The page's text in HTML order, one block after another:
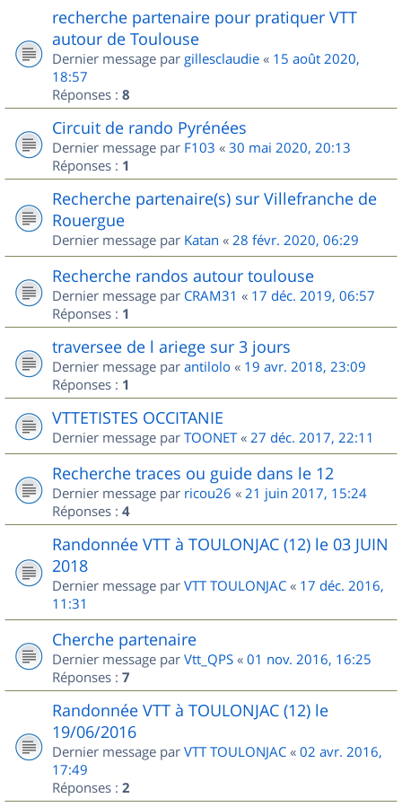
recherche partenaire pour pratiquer VTT
autour de Toulouse
Dernier message par gillesclaudie « 15 août 2020,
18:57
Réponses : 8
Circuit de rando Pyrénées
Dernier message par F103 « 30 mai 2020, 20:13
Réponses : 1
Recherche partenaire(s) sur Villefranche de
Rouergue
Dernier message par Katan « 28 févr. 2020, 06:29
Recherche randos autour toulouse
Dernier message par CRAM31 « 17 déc. 2019, 06:57
Réponses : 1
traversee de l ariege sur 3 jours
Dernier message par antilolo « 19 avr. 2018, 23:09
Réponses : 1
VTTETISTES OCCITANIE
Dernier message par TOONET« 27 déc. 2017, 22:11
Recherche traces ou guide dans le 12
Dernier message par ricou26 « 21 juin 2017, 15:24
Réponses : 4
Randonnée VTT à TOULONJAC (12) le 03 JUIN
2018
Dernier message par VTT TOULONJAC « 17 déc. 2016,
11:31
Cherche partenaire
Dernier message par Vtt_QPS « 01 nov. 2016, 16:25
Réponses : 7
Randonnée VTT à TOULONJAC (12) le
19/06/2016
Dernier message par VTT TOULONJAC « 02 avr. 2016,
17:49
Réponses : 2